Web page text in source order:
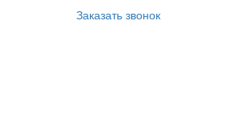
Заказать звонок